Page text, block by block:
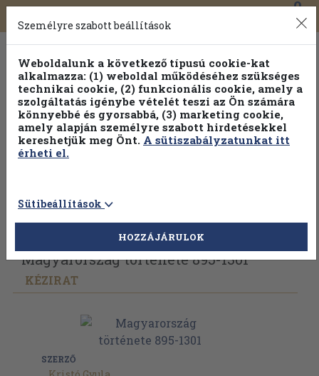
Toggle
navigation
0
Vissza az előző oldalra Válasszon példányt
Magyarország története 895-1301
KÉZIRAT
SZERZŐ
Személyre szabott beállítások
Weboldalunk a következő típusú cookie-kat
alkalmazza: (1) weboldal működéséhez szükséges
technikai cookie, (2) funkcionális cookie, amely a
szolgáltatás igénybe vételét teszi az Ön számára
könnyebbé és gyorsabbá, (3) marketing cookie,
amely alapján személyre szabott hirdetésekkel
kereshetjük meg Önt. A sütiszabályzatunkat itt
érheti el.
Sütibeállítások
HOZZÁJÁRULOK